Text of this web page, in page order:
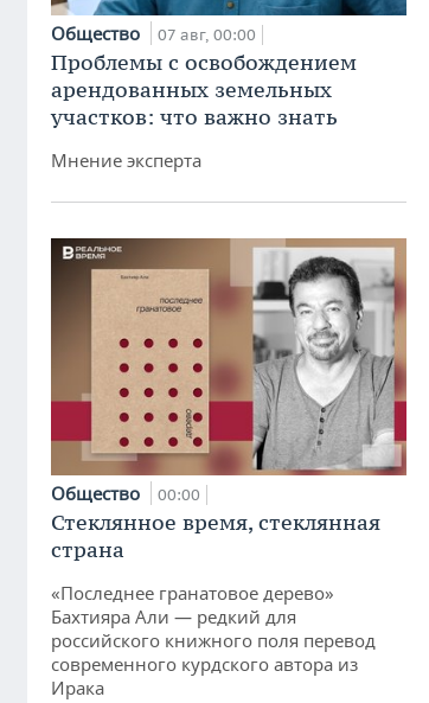
Общество 07 авг, 00:00
Проблемы с освобождением
арендованных земельных
участков: что важно знать
Мнение эксперта
Общество 00:00
Стеклянное время, стеклянная
страна
«Последнее гранатовое дерево»
Бахтияра Али — редкий для
российского книжного поля перевод
современного курдского автора из
Ирака